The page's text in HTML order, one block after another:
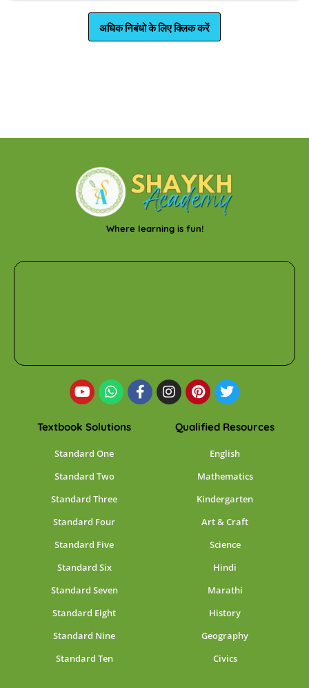
अधिक निबंधो के लिए क्लिक करें
Where learning is fun!
Textbook Solutions
Standard One
Standard Two
Standard Three
Standard Four
Standard Five
Standard Six
Standard Seven
Standard Eight
Standard Nine
Standard Ten
Qualified Resources
English
Mathematics
Kindergarten
Art & Craft
Science
Hindi
Marathi
History
Geography
Civics